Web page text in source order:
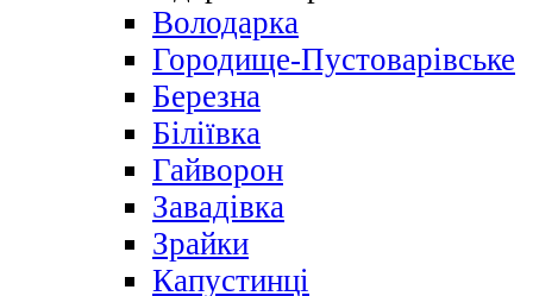
Володарка
Городище-Пустоварівське
Березна
Біліївка
Гайворон
Завадівка
Зрайки
Капустинці